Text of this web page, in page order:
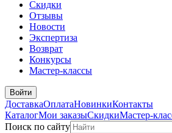
Скидки
Отзывы
Новости
Экспертиза
Возврат
Конкурсы
Мастер-классы
Войти
ДоставкаОплатаНовинкиКонтакты
КаталогМои заказыСкидкиМастер-
Поиск по сайту